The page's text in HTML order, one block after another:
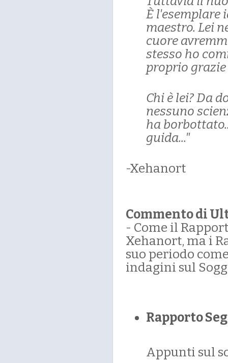
È l'esemplare
maestro. Lei
cuore
stesso ho
proprio
Chi è lei? Da
nessuno
ha
guida..."
-Xehanort
Commento di
- Come il
Xehanort, ma i
suo periodo
indagini sul
Rapporto
Appunti sul